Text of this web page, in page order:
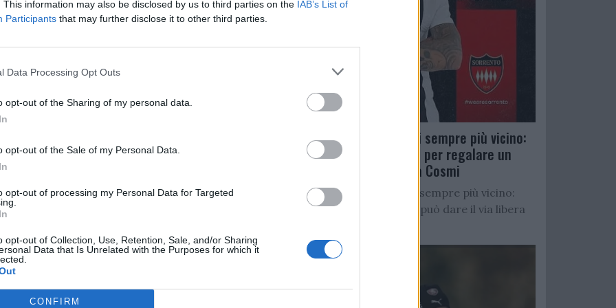
This information may also be disclosed by us to third parties on the IAB’s List of
Participants that may further disclose it to other third parties.
Data Processing Opt Outs
opt-out of the Sharing of my personal data.
opt-out of the Sale of my Personal Data.
opt-out of processing my Personal Data for Targeted
opt-out of Collection, Use, Retention, Sale, and/or Sharing
Data that Is Unrelated with the Purposes for which it
CONFIRM
poi devono avere una fine”, ha scritto
che un capitolo della sua vita si è
un pezzo così importante della sua
Lambiase ha vissuto momenti
dalla Serie D alla Serie A, fino
Arechi gremito di tifosi appassionati.
stracolmo di passione resterà per
che possa mai provare”, ha confessato
emozioni vissute.
moltissimo, stringendo rapporti umani
con colleghi che sono diventati
con affetto tutte le persone che
dalla società ai giornalisti, dai
Salernitana, D’Ursi sempre più vicino:
Faggiano accelera per regalare un
altro attaccante a Cosmi
Salernitana, D’Ursi sempre più vicino:
Starita al Sorrento può dare il via libera